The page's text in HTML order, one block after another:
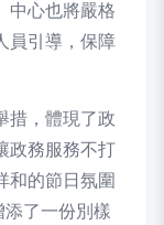
中心也將嚴格
員引導，保障
措，體現了政
政務服務不打
和的節日氛圍
添了一份別樣